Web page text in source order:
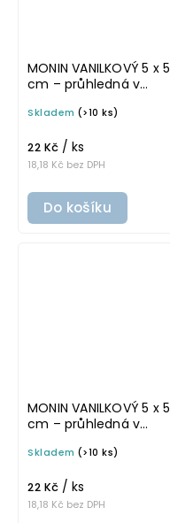
MONIN VANILKOVÝ 5 x 5
cm – průhledná v
omyvatelná samolepka
Skladem (>10 ks)
18,18 Kč bez DPH
22 Kč / ks
Do košíku
MONIN VANILKOVÝ 5 x 5
cm – průhledná v
omyvatelná samolepka
Skladem (>10 ks)
18,18 Kč bez DPH
22 Kč / ks